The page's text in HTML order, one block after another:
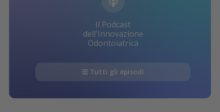
Il Podcast
dell'Innovazione
Odontoiatrica
Tutti gli episodi